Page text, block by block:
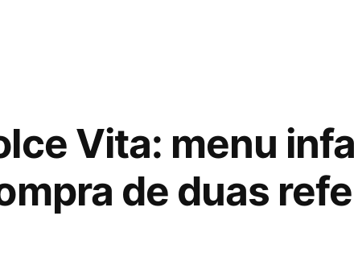
Vita: menu
de duas